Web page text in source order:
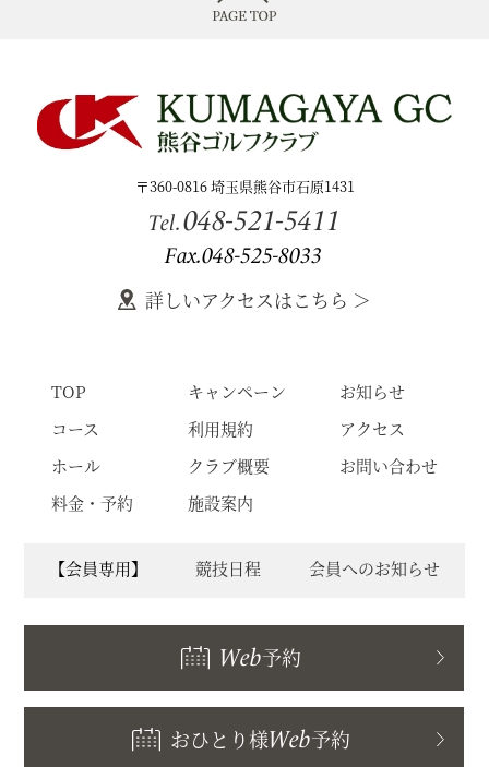
〒360-0816 埼玉県熊谷市石原1431
Tel.048-521-5411
Fax.048-525-8033
詳しいアクセスはこちら ＞
TOP
コース
ホール
料金・予約
キャンペーン
利用規約
クラブ概要
施設案内
お知らせ
アクセス
お問い合わせ
【会員専用】 競技日程 会員へのお知らせ
Web予約
おひとり様Web予約